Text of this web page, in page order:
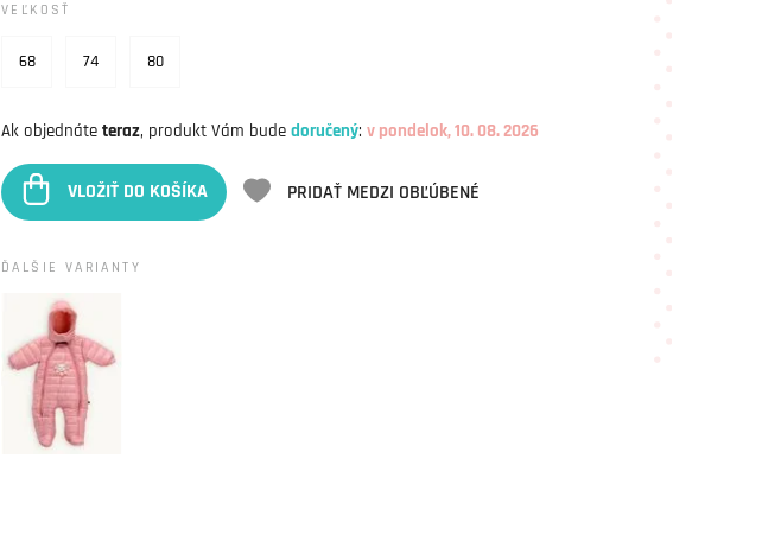
VEĽKOSŤ
68 74 80
Ak objednáte teraz, produkt Vám bude doručený: v pondelok, 10. 08. 2026
VLOŽIŤ DO KOŠÍKA PRIDAŤ MEDZI OBĽÚBENÉ
ĎALŠIE VARIANTY